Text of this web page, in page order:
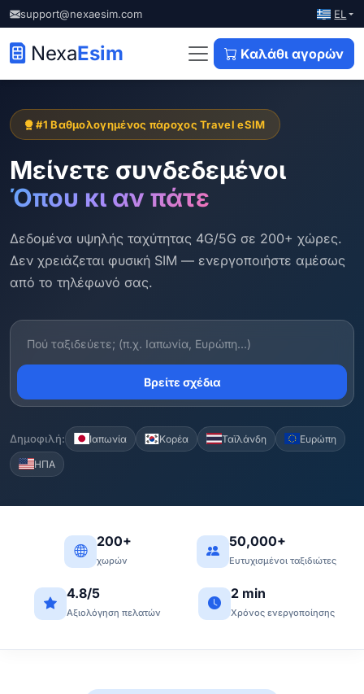
support@nexaesim.com EL
NexaEsim Καλάθι αγορών
#1 Βαθμολογημένος πάροχος Travel eSIM
Μείνετε συνδεδεμένοι
Όπου κι αν πάτε
Δεδομένα υψηλής ταχύτητας 4G/5G σε 200+ χώρες.
Δεν χρειάζεται φυσική SIM — ενεργοποιήστε αμέσως
από το τηλέφωνό σας.
Βρείτε σχέδια
Δημοφιλή: Ιαπωνία Κορέα Ταϊλάνδη Ευρώπη
ΗΠΑ
200+
χωρών
50,000+
Ευτυχισμένοι ταξιδιώτες
4.8/5
Αξιολόγηση πελατών
2 min
Χρόνος ενεργοποίησης